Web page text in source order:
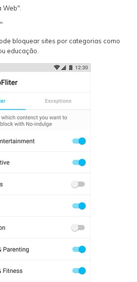
Web".
bloquear sites por categorias como
educação.